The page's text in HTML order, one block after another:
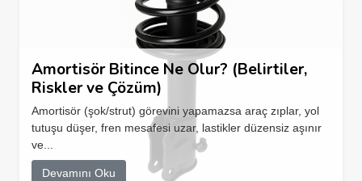
Amortisör Bitince Ne Olur? (Belirtiler,
Riskler ve Çözüm)
Amortisör (şok/strut) görevini yapamazsa araç zıplar, yol
tutuşu düşer, fren mesafesi uzar, lastikler düzensiz aşınır
ve...
Devamını Oku